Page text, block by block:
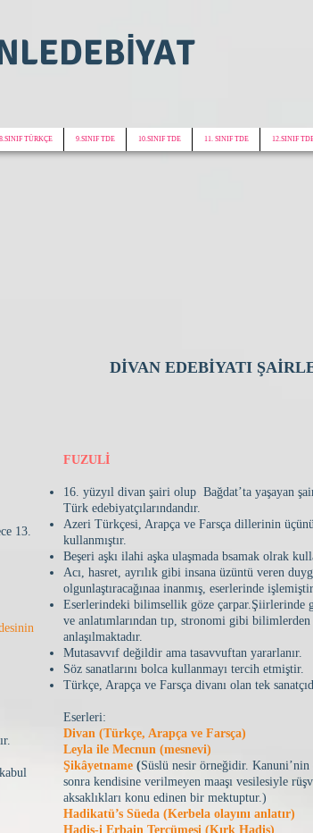
8.SINIF TÜRKÇE 9.SINIF TDE 10.SINIF TDE 11. SINIF TDE 12.SINIF
13.
DİVAN EDEBİYATI
FUZULİ
16. yüzyıl divan şairi olup Bağdat’ta yaşayan
Türk edebiyatçılarındandır.
Azeri Türkçesi, Arapça ve Farsça dillerinin
kullanmıştır.
Beşeri aşkı ilahi aşka ulaşmada bsamak olrak
Acı, hasret, ayrılık gibi insana üzüntü veren
olgunlaştıracağınaa inanmış, eserlerinde
Eserlerindeki bilimsellik göze çarpar.Şiirlerinde
ve anlatımlarından tıp, stronomi gibi bilimlerden
anlaşılmaktadır.
Mutasavvıf değildir ama tasavvuftan yararlanır.
Söz sanatlarını bolca kullanmayı tercih etmiştir.
Türkçe, Arapça ve Farsça divanı olan tek
Eserleri:
Divan (Türkçe, Arapça ve Farsça)
Leyla ile Mecnun (mesnevi)
Şikâyetname (Süslü nesir örneğidir. Kanuni’nin
sonra kendisine verilmeyen maaşı vesilesiyle
aksaklıkları konu edinen bir mektuptur.)
Hadikatü’s Süeda (Kerbela olayını anlatır)
Hadis-i Erbain Tercümesi (Kırk Hadis)